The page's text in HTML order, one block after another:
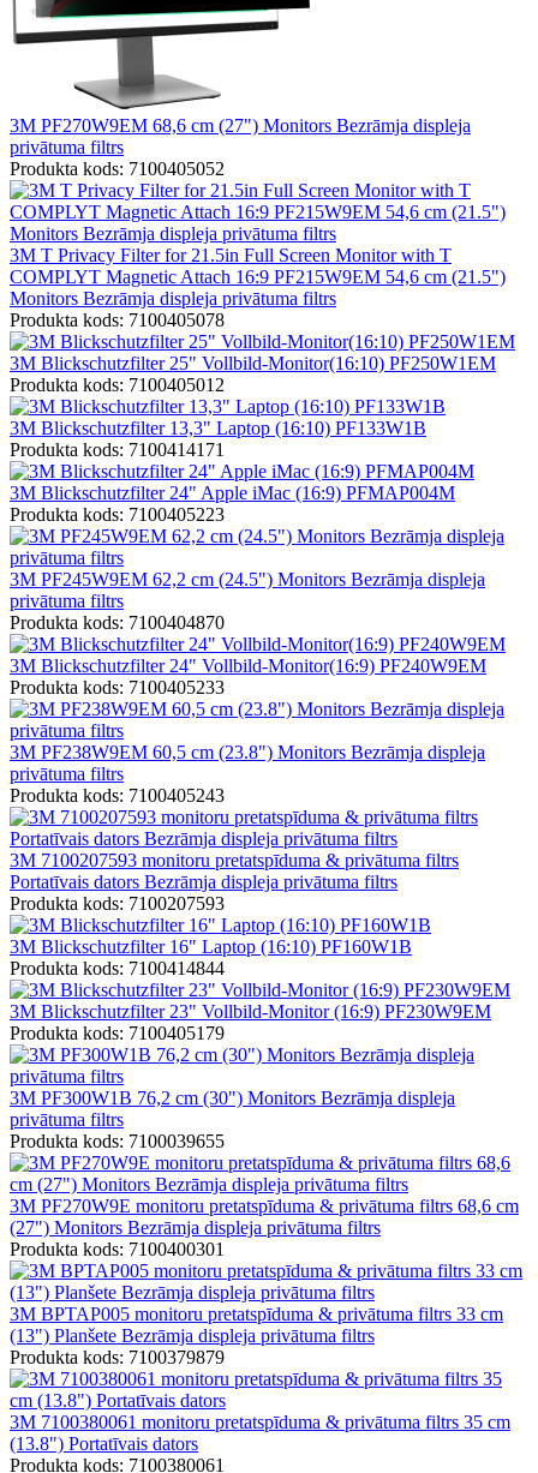
3M PF270W9EM 68,6 cm (27") Monitors Bezrāmja displeja
privātuma filtrs
Produkta kods: 7100405052
3M T Privacy Filter for 21.5in Full Screen Monitor with T
COMPLYT Magnetic Attach 16:9 PF215W9EM 54,6 cm (21.5")
Monitors Bezrāmja displeja privātuma filtrs
Produkta kods: 7100405078
3M Blickschutzfilter 25" Vollbild-Monitor(16:10) PF250W1EM
Produkta kods: 7100405012
3M Blickschutzfilter 13,3" Laptop (16:10) PF133W1B
Produkta kods: 7100414171
3M Blickschutzfilter 24" Apple iMac (16:9) PFMAP004M
Produkta kods: 7100405223
3M PF245W9EM 62,2 cm (24.5") Monitors Bezrāmja displeja
privātuma filtrs
Produkta kods: 7100404870
3M Blickschutzfilter 24" Vollbild-Monitor(16:9) PF240W9EM
Produkta kods: 7100405233
3M PF238W9EM 60,5 cm (23.8") Monitors Bezrāmja displeja
privātuma filtrs
Produkta kods: 7100405243
3M 7100207593 monitoru pretatspīduma & privātuma filtrs
Portatīvais dators Bezrāmja displeja privātuma filtrs
Produkta kods: 7100207593
3M Blickschutzfilter 16" Laptop (16:10) PF160W1B
Produkta kods: 7100414844
3M Blickschutzfilter 23" Vollbild-Monitor (16:9) PF230W9EM
Produkta kods: 7100405179
3M PF300W1B 76,2 cm (30") Monitors Bezrāmja displeja
privātuma filtrs
Produkta kods: 7100039655
3M PF270W9E monitoru pretatspīduma & privātuma filtrs 68,6 cm
(27") Monitors Bezrāmja displeja privātuma filtrs
Produkta kods: 7100400301
3M BPTAP005 monitoru pretatspīduma & privātuma filtrs 33 cm
(13") Planšete Bezrāmja displeja privātuma filtrs
Produkta kods: 7100379879
3M 7100380061 monitoru pretatspīduma & privātuma filtrs 35 cm
(13.8") Portatīvais dators
Produkta kods: 7100380061